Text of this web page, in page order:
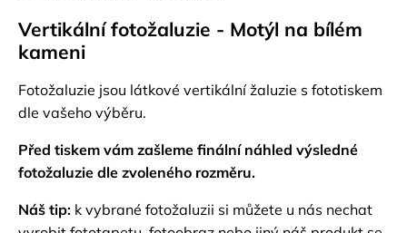
Vertikální fotožaluzie - Motýl na bílém
kameni
Fotožaluzie jsou látkové vertikální žaluzie s fototiskem
dle vašeho výběru.
Před tiskem vám zašleme finální náhled výsledné
fotožaluzie dle zvoleného rozměru.
Náš tip: k vybrané fotožaluzii si můžete u nás nechat